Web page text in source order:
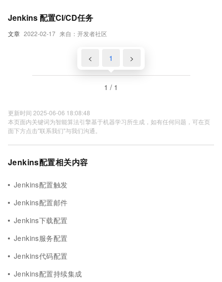
文章 2022-02-17 来自：开发者社区
Jenkins 配置CI/CD任务
< 1 >
1 / 1
更新时间 2025-06-06 18:08:48
本页面内关键词为智能算法引擎基于机器学习所生成，如有任何问题，可在页
面下方点击"联系我们"与我们沟通。
Jenkins配置相关内容
Jenkins配置触发
Jenkins配置邮件
Jenkins下载配置
Jenkins服务配置
Jenkins代码配置
Jenkins配置持续集成